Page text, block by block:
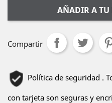
AÑADIR A TU
Compartir
Política de seguridad .
con tarjeta son seguras y